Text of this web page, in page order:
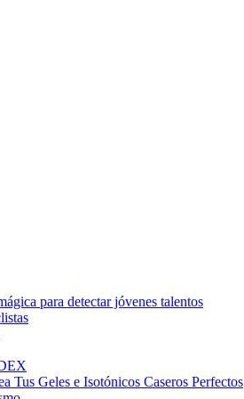
para detectar jóvenes talentos
Tus Geles e Isotónicos Caseros Perfectos